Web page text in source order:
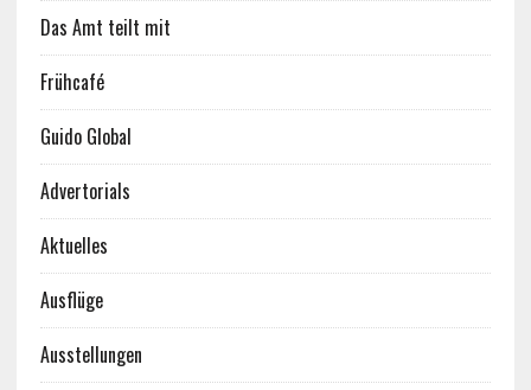
Das Amt teilt mit
Frühcafé
Guido Global
Advertorials
Aktuelles
Ausflüge
Ausstellungen